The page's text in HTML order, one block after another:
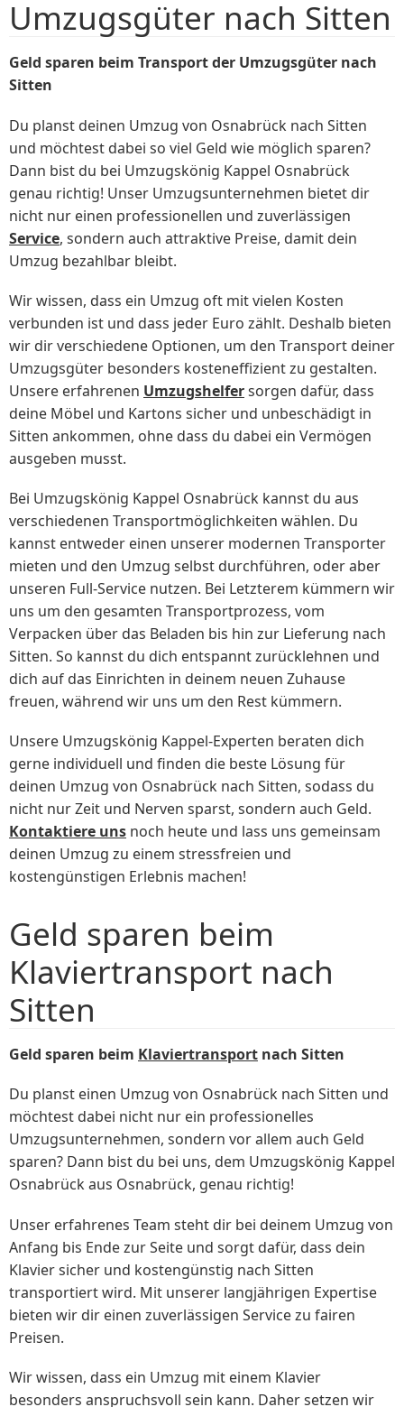
Umzugsgüter nach Sitten
Geld sparen beim Transport der Umzugsgüter nach
Sitten
Du planst deinen Umzug von Osnabrück nach Sitten
und möchtest dabei so viel Geld wie möglich sparen?
Dann bist du bei Umzugskönig Kappel Osnabrück
genau richtig! Unser Umzugsunternehmen bietet dir
nicht nur einen professionellen und zuverlässigen
Service, sondern auch attraktive Preise, damit dein
Umzug bezahlbar bleibt.
Wir wissen, dass ein Umzug oft mit vielen Kosten
verbunden ist und dass jeder Euro zählt. Deshalb bieten
wir dir verschiedene Optionen, um den Transport deiner
Umzugsgüter besonders kosteneffizient zu gestalten.
Unsere erfahrenen Umzugshelfersorgen dafür, dass
deine Möbel und Kartons sicher und unbeschädigt in
Sitten ankommen, ohne dass du dabei ein Vermögen
ausgeben musst.
Bei Umzugskönig Kappel Osnabrück kannst du aus
verschiedenen Transportmöglichkeiten wählen. Du
kannst entweder einen unserer modernen Transporter
mieten und den Umzug selbst durchführen, oder aber
unseren Full-Service nutzen. Bei Letzterem kümmern wir
uns um den gesamten Transportprozess, vom
Verpacken über das Beladen bis hin zur Lieferung nach
Sitten. So kannst du dich entspannt zurücklehnen und
dich auf das Einrichten in deinem neuen Zuhause
freuen, während wir uns um den Rest kümmern.
Unsere Umzugskönig Kappel-Experten beraten dich
gerne individuell und finden die beste Lösung für
deinen Umzug von Osnabrück nach Sitten, sodass du
nicht nur Zeit und Nerven sparst, sondern auch Geld.
Kontaktiere uns noch heute und lass uns gemeinsam
deinen Umzug zu einem stressfreien und
kostengünstigen Erlebnis machen!
Geld sparen beim
Klaviertransport nach
Sitten
Geld sparen beim Klaviertransport nach Sitten
Du planst einen Umzug von Osnabrück nach Sitten und
möchtest dabei nicht nur ein professionelles
Umzugsunternehmen, sondern vor allem auch Geld
sparen? Dann bist du bei uns, dem Umzugskönig Kappel
Osnabrück aus Osnabrück, genau richtig!
Unser erfahrenes Team steht dir bei deinem Umzug von
Anfang bis Ende zur Seite und sorgt dafür, dass dein
Klavier sicher und kostengünstig nach Sitten
transportiert wird. Mit unserer langjährigen Expertise
bieten wir dir einen zuverlässigen Service zu fairen
Preisen.
Wir wissen, dass ein Umzug mit einem Klavier
besonders anspruchsvoll sein kann. Daher setzen wir